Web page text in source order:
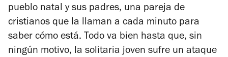
pueblo natal y sus padres, una pareja de
cristianos que la llaman a cada minuto para
saber cómo está. Todo va bien hasta que, sin
ningún motivo, la solitaria joven sufre un ataque